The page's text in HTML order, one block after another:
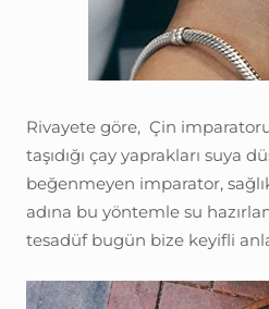
Rivayete göre, Çin
taşıdığı çay yaprakları suya
beğenmeyen imparator,
adına bu yöntemle su
tesadüf bugün bize keyifli